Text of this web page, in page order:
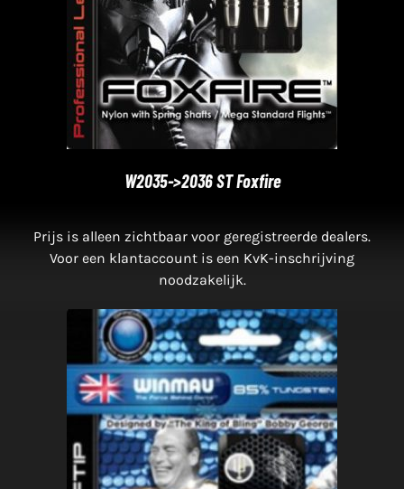
W2035->2036 ST Foxfire
Prijs is alleen zichtbaar voor geregistreerde dealers.
Voor een klantaccount is een KvK-inschrijving
noodzakelijk.